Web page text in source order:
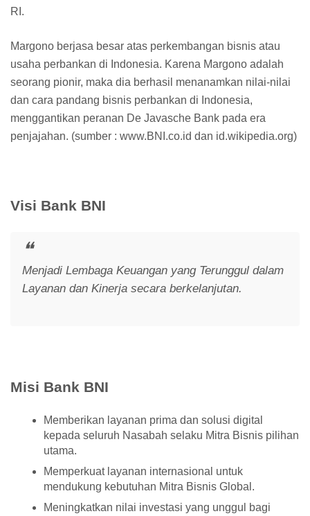
RI.
Margono berjasa besar atas perkembangan bisnis atau
usaha perbankan di Indonesia. Karena Margono adalah
seorang pionir, maka dia berhasil menanamkan nilai-nilai
dan cara pandang bisnis perbankan di Indonesia,
menggantikan peranan De Javasche Bank pada era
penjajahan. (sumber : www.BNI.co.id dan id.wikipedia.org)
Visi Bank BNI
Menjadi Lembaga Keuangan yang Terunggul dalam
Layanan dan Kinerja secara berkelanjutan.
Misi Bank BNI
Memberikan layanan prima dan solusi digital
kepada seluruh Nasabah selaku Mitra Bisnis pilihan
utama.
Memperkuat layanan internasional untuk
mendukung kebutuhan Mitra Bisnis Global.
Meningkatkan nilai investasi yang unggul bagi